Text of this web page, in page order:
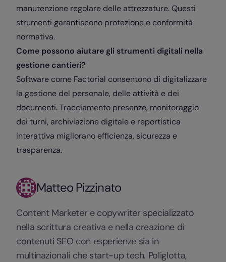
manutenzione regolare delle attrezzature. Questi
strumenti garantiscono protezione e conformità
normativa.
Come possono aiutare gli strumenti digitali nella
gestione cantieri?
Software come Factorial consentono di digitalizzare
la gestione del personale, delle attività e dei
documenti. Tracciamento presenze, monitoraggio
dei turni, archiviazione digitale e reportistica
interattiva migliorano efficienza, sicurezza e
trasparenza.
Matteo Pizzinato
Content Marketer e copywriter specializzato
nella scrittura creativa e nella creazione di
contenuti SEO con esperienze sia in
multinazionali che start-up tech. Poliglotta,